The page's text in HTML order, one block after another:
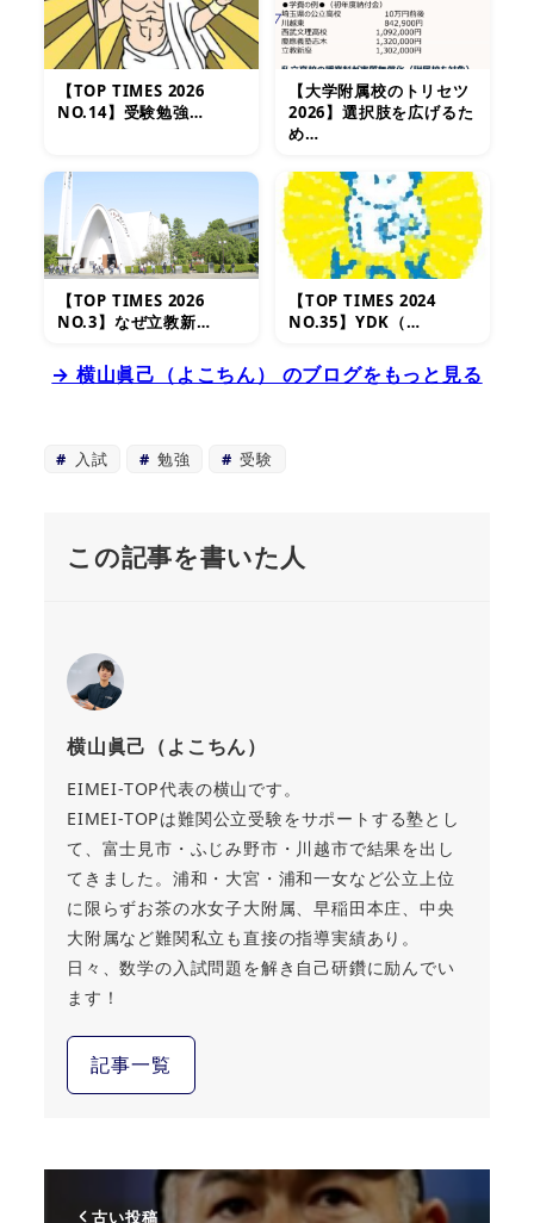
【TOP TIMES 2026
NO.14】受験勉強…
【大学附属校のトリセツ
2026】選択肢を広げるた
め…
【TOP TIMES 2026
NO.3】なぜ立教新…
【TOP TIMES 2024
NO.35】YDK（…
→ 横山眞己（よこちん） のブログをもっと見る
入試 勉強 受験
この記事を書いた人
横山眞己（よこちん）
EIMEI-TOP代表の横山です。
EIMEI-TOPは難関公立受験をサポートする塾とし
て、富士見市・ふじみ野市・川越市で結果を出し
てきました。浦和・大宮・浦和一女など公立上位
に限らずお茶の水女子大附属、早稲田本庄、中央
大附属など難関私立も直接の指導実績あり。
日々、数学の入試問題を解き自己研鑽に励んでい
ます！
記事一覧
古い投稿